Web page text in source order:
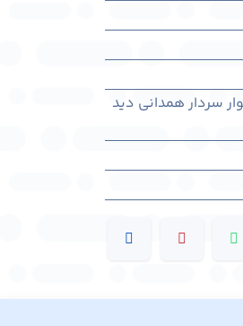
سردار همدانی دید